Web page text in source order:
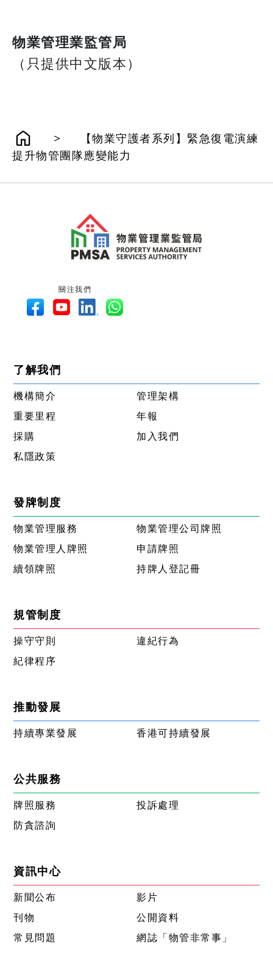
物業管理業監管局
​​​​​​​（只提供中文版本）
>
【物業守護者系列】緊急復電演練
提升物管團隊應變能力
關注我們
了解我們
機構簡介
管理架構
重要里程
年報
採購
加入我們
私隱政策
發牌制度
物業管理服務
物業管理公司牌照
物業管理人牌照
申請牌照
續領牌照
持牌人登記冊
規管制度
操守守則
違紀行為
紀律程序
推動發展
持續專業發展 香港可持續發展
公共服務
牌照服務
投訴處理
防貪諮詢
資訊中心
新聞公布
影片
刊物
公開資料
常見問題
網誌「物管非常事」